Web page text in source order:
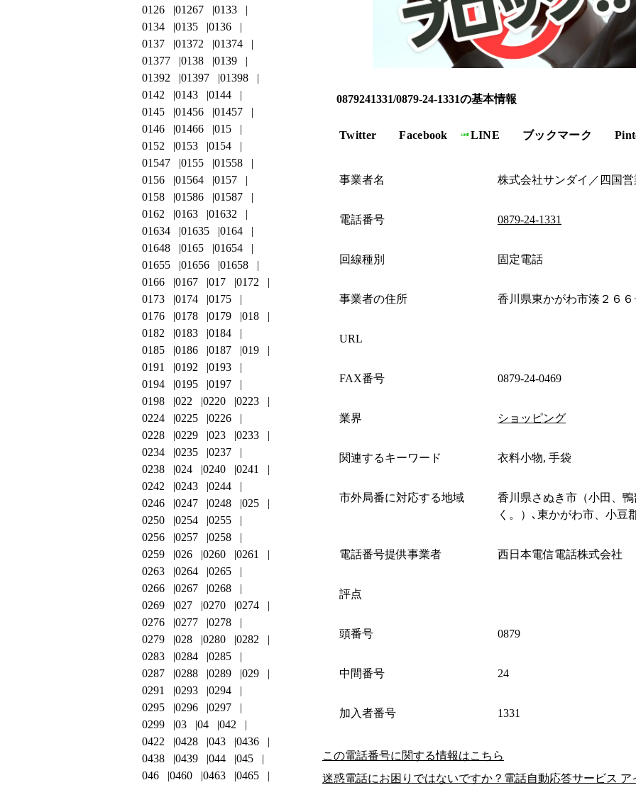
0879241331/0879-24-1331の基本情報
Twitter Facebook LINE ブックマーク
事業者名 株式会社サンダイ／四国
電話番号 0879-24-1331
回線種別 固定電話
事業者の住所 香川県東かがわ市湊２６６
URL
FAX番号 0879-24-0469
業界 ショッピング
関連するキーワード 衣料小物, 手袋
市外局番に対応する地域
香川県さぬき市（小田、
く。）､東かがわ市、小豆
電話番号提供事業者 西日本電信電話株式会社
評点
頭番号 0879
中間番号 24
加入者番号 1331
この電話番号に関する情報はこちら
迷惑電話にお困りではないですか？電話自動応答サービス
0126
01267
0133
0134
0135
0136
0137
01372
01374
01377
0138
0139
01392
01397
01398
0142
0143
0144
0145
01456
01457
0146
01466
015
0152
0153
0154
01547
0155
01558
0156
01564
0157
0158
01586
01587
0162
0163
01632
01634
01635
0164
01648
0165
01654
01655
01656
01658
0166
0167 017
0172
0173
0174
0175
0176
0178 0179
018
0182
0183
0184
0185
0186 0187
019
0191
0192
0193
0194
0195
0197
0198
022 0220
0223
0224
0225
0226
0228
0229 023
0233
0234
0235
0237
0238
024 0240
0241
0242
0243
0244
0246
0247 0248
025
0250
0254
0255
0256
0257
0258
0259
026 0260
0261
0263
0264
0265
0266
0267
0268
0269
027 0270
0274
0276
0277
0278
0279
028 0280
0282
0283
0284
0285
0287
0288 0289
029
0291
0293
0294
0295
0296
0297
0299
03 04
042
0422
0428 043
0436
0438
0439 044
045
046
0460 0463
0465